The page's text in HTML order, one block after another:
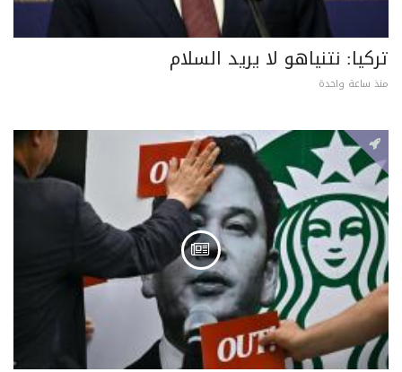
تركيا: نتنياهو لا يريد السلام
منذ ساعة واحدة